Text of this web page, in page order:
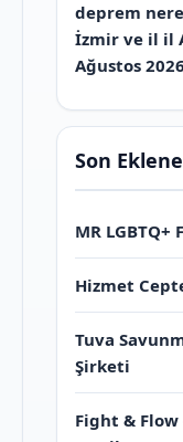
deprem
İzmir ve il il
Ağustos 2026
Son
MR
Hizmet
Tuva
Şirketi
Fight & Flow